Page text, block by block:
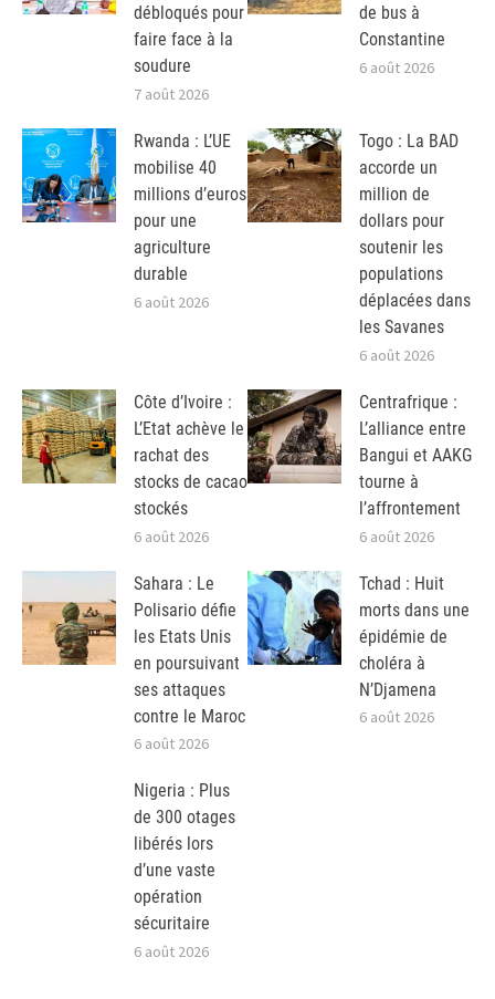
débloqués pour
faire face à la
soudure
7 août 2026
de bus à
Constantine
6 août 2026
Rwanda : L’UE
mobilise 40
millions d’euros
pour une
agriculture
durable
6 août 2026
Togo : La BAD
accorde un
million de
dollars pour
soutenir les
populations
déplacées dans
les Savanes
6 août 2026
Côte d’Ivoire :
L’Etat achève le
rachat des
stocks de cacao
stockés
6 août 2026
Centrafrique :
L’alliance entre
Bangui et AAKG
tourne à
l’affrontement
6 août 2026
Sahara : Le
Polisario défie
les Etats Unis
en poursuivant
ses attaques
contre le Maroc
6 août 2026
Tchad : Huit
morts dans une
épidémie de
choléra à
N’Djamena
6 août 2026
Nigeria : Plus
de 300 otages
libérés lors
d’une vaste
opération
sécuritaire
6 août 2026